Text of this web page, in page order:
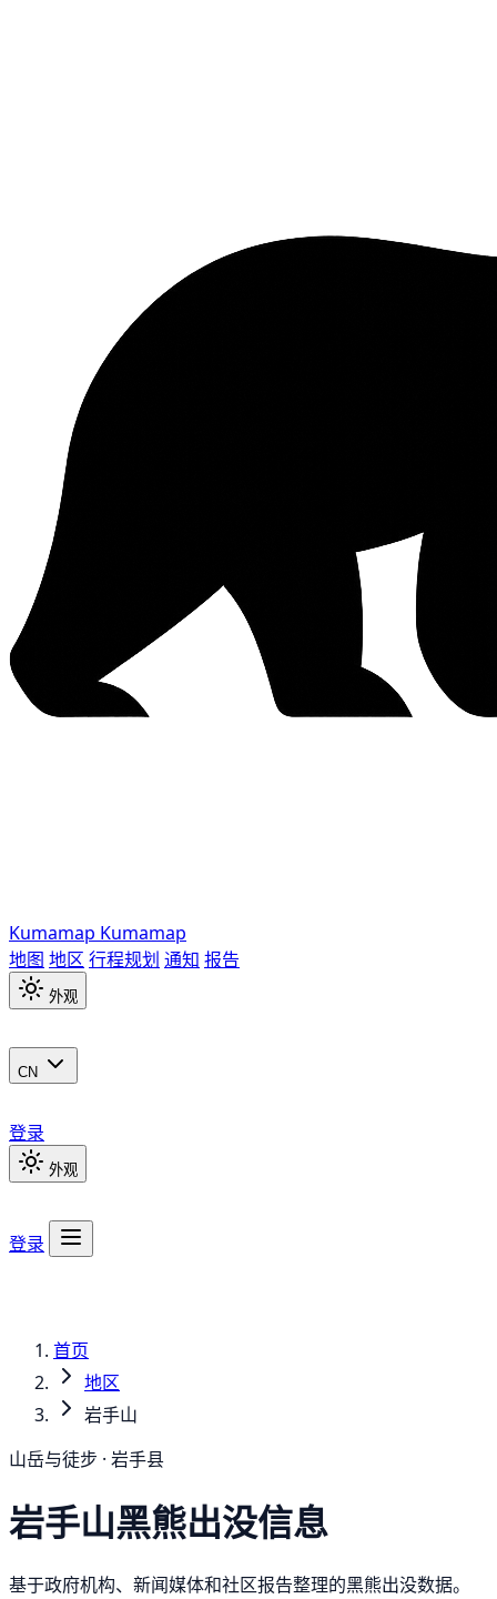
Kumamap Kumamap
地图 地区 行程规划 通知 报告
外观
CN
登录
外观
登录
首页
地区
岩手山
山岳与徒步 · 岩手县
岩手山黑熊出没信息
基于政府机构、新闻媒体和社区报告整理的黑熊出没数据。